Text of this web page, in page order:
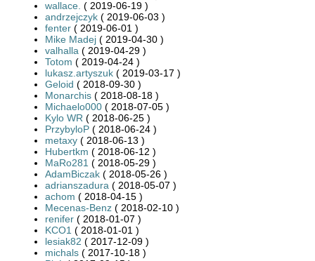
wallace. ( 2019-06-19 )
andrzejczyk ( 2019-06-03 )
fenter ( 2019-06-01 )
Mike Madej ( 2019-04-30 )
valhalla ( 2019-04-29 )
Totom ( 2019-04-24 )
lukasz.artyszuk ( 2019-03-17 )
Geloid ( 2018-09-30 )
Monarchis ( 2018-08-18 )
Michaelo000 ( 2018-07-05 )
Kylo WR ( 2018-06-25 )
PrzybyloP ( 2018-06-24 )
metaxy ( 2018-06-13 )
Hubertkm ( 2018-06-12 )
MaRo281 ( 2018-05-29 )
AdamBiczak ( 2018-05-26 )
adrianszadura ( 2018-05-07 )
achom ( 2018-04-15 )
Mecenas-Benz ( 2018-02-10 )
renifer ( 2018-01-07 )
KCO1 ( 2018-01-01 )
lesiak82 ( 2017-12-09 )
michals ( 2017-10-18 )